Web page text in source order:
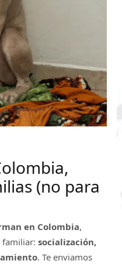
(no para
en Colombia,
familiar:socialización,
. Te enviamos